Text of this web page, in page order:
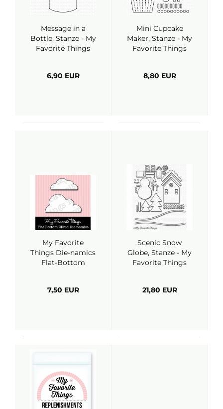
Message in a
Bottle, Stanze - My
Favorite Things
6,90 EUR
Mini Cupcake
Maker, Stanze - My
Favorite Things
8,80 EUR
My Favorite
Things Die-namics
Flat-Bottom
7,50 EUR
Scenic Snow
Globe, Stanze - My
Favorite Things
21,80 EUR